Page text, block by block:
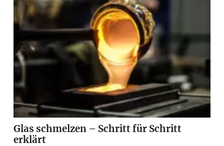
Glas schmelzen – Schritt für Schritt
erklärt